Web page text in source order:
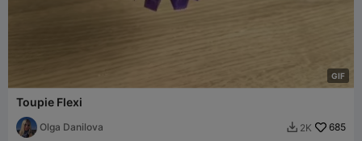
GIF
Toupie Flexi
Olga Danilova  2K 685